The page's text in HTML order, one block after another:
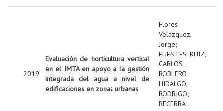
2019
Evaluación de horticultura vertical
en el IMTA en apoyo a la gestión
integrada del agua a nivel de
edificaciones en zonas urbanas
Flores
Velazquez,
Jorge;
FUENTES RUIZ,
CARLOS;
ROBLERO
HIDALGO,
RODRIGO;
BECERRA